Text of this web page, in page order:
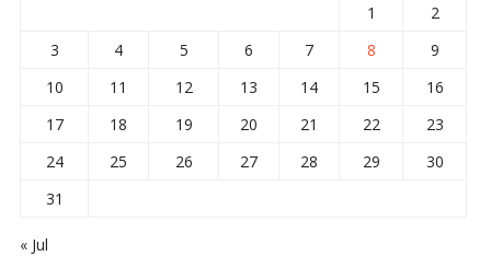
1
2
3
4 5 6 7 8
9
10
11 12 13 14 15
16
17
18 19 20 21 22
23
24
25 26 27 28 29
30
31
« Jul